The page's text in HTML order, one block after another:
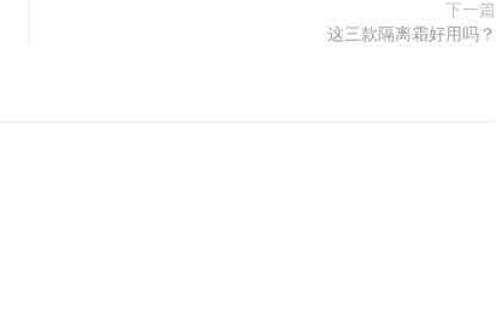
下一篇
这三款隔离霜好用吗？